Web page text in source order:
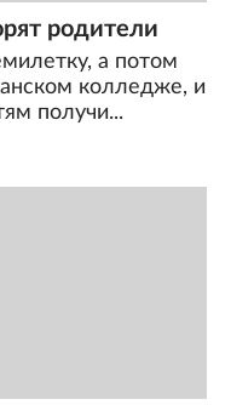
родители
а потом
колледже, и
получи...